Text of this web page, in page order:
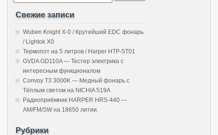
Свежие записи
Wuben Knight X-0 / Крутейший EDC фонарь
/ Lightok X0
Термопот на 5 литров / Harper HTP-5T01
GVDA GD110A — Тестер электрика с
интересным функционалом
Convoy T3 3000K — Медный фонарь с
Тёплым светом на NICHIA 519A
Радиоприёмник HARPER HRS-440 —
AM/FM/SW на 18650 литии.
Рубрики